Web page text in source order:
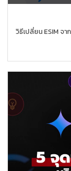
วิธีเปลี่ยน ESIM จา